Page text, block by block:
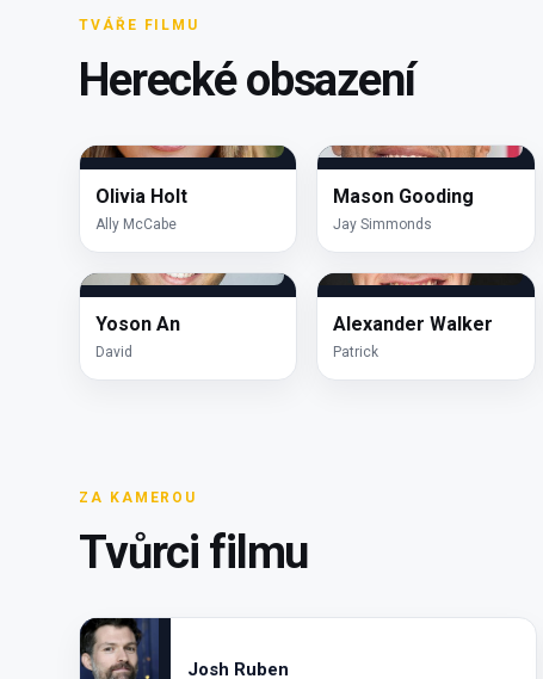
TVÁŘE FILMU
Herecké obsazení
Olivia Holt
Ally McCabe
Mason Gooding
Jay Simmonds
Yoson An
David
Alexander Walker
Patrick
ZA KAMEROU
Tvůrci filmu
Josh Ruben